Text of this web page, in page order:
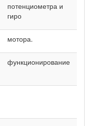
потенциометра и
гиро­
мотора.
функционирование